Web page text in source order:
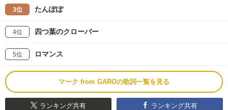
3位 たんぽぽ
4位 四つ葉のクローバー
5位 ロマンス
マーク from GAROの歌詞一覧を見る
ランキング共有 ランキング共有